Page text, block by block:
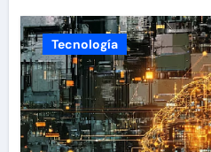
Tecnología